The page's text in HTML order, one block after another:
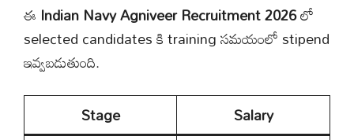
ఈ Indian Navy Agniveer Recruitment 2026లో
selected candidates కి training సమయంలో stipend
ఇవ్వబడుతుంది.
Stage
Salary